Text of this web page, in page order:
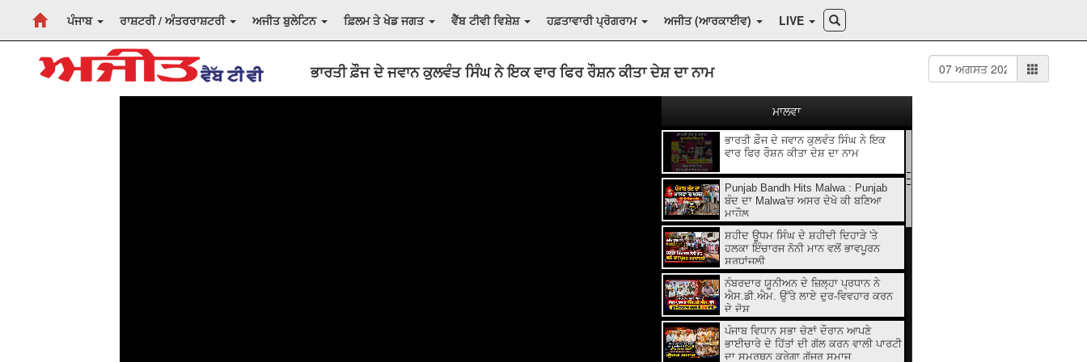
ਪੰਜਾਬ ਰਾਸ਼ਟਰੀ / ਅੰਤਰਰਾਸ਼ਟਰੀ ਅਜੀਤ ਬੁਲੇਟਿਨ ਫ਼ਿਲਮ ਤੇ ਖੇਡ ਜਗਤ ਵੈੱਬ ਟੀਵੀ ਵਿਸ਼ੇਸ਼ ਹਫ਼ਤਾਵਾਰੀ ਪ੍ਰੋਗਰਾਮ ਅਜੀਤ (ਆਰਕਾਈਵ) LIVE
ਭਾਰਤੀ ਫ਼ੌਜ ਦੇ ਜਵਾਨ ਕੁਲਵੰਤ ਸਿੰਘ ਨੇ ਇਕ ਵਾਰ ਫਿਰ ਰੌਸ਼ਨ ਕੀਤਾ ਦੇਸ਼ ਦਾ ਨਾਮ
ਭਾਰਤੀ ਫ਼ੌਜ ਦੇ ਜਵਾਨ ਕੁਲਵੰਤ ਸਿੰਘ ਨੇ ਇਕ
ਵਾਰ ਫਿਰ ਰੌਸ਼ਨ ਕੀਤਾ ਦੇਸ਼ ਦਾ ਨਾਮ
Punjab Bandh Hits Malwa : Punjab
ਬੰਦ ਦਾ Malwa'ਚ ਅਸਰ ਦੇਖੋ ਕੀ ਬਣਿਆ
ਮਾਹੌਲ
ਸ਼ਹੀਦ ਊਧਮ ਸਿੰਘ ਦੇ ਸ਼ਹੀਦੀ ਦਿਹਾੜੇ 'ਤੇ
ਹਲਕਾ ਇੰਚਾਰਜ ਨੋਨੀ ਮਾਨ ਵਲੋਂ ਭਾਵਪੂਰਨ
ਸ਼ਰਧਾਂਜਲੀ
ਨੰਬਰਦਾਰ ਯੂਨੀਅਨ ਦੇ ਜ਼ਿਲ੍ਹਾ ਪ੍ਰਧਾਨ ਨੇ
ਐਸ.ਡੀ.ਐਮ. ਉੱਤੇ ਲਾਏ ਦੁਰ-ਵਿਵਹਾਰ ਕਰਨ
ਦੇ ਦੋਸ਼
ਪੰਜਾਬ ਵਿਧਾਨ ਸਭਾ ਚੋਣਾਂ ਦੌਰਾਨ ਆਪਣੇ
ਭਾਈਚਾਰੇ ਦੇ ਹਿੱਤਾਂ ਦੀ ਗੱਲ ਕਰਨ ਵਾਲੀ ਪਾਰਟੀ
ਦਾ ਸਮਰਥਨ ਕਰੇਗਾ ਗੁੱਜਰ ਸਮਾਜ
ਮਾਲਵਾ